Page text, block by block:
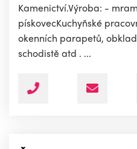
Kamenictví.Výroba: -
pískovecKuchyňské
okenních parapetů,
schodistě atd . ...